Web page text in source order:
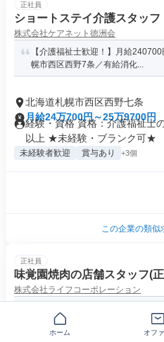
正社員
ショートステイ介護スタッフ
株式会社ケアネット徳洲会
【介護福祉士歓迎！】月給
幌市西区西野7条／有給消化...
北海道札幌市西区西野七条
月給24万700円～25万9700円
経験・資格 資格：介護福祉士
以上 ★未経験・ブランク可★
未経験者歓迎 賞与あり +3個
この企業の類似
正社員
味覚園焼肉の店舗スタッフ(
株式会社ライフコーポレーション
ホーム オフ